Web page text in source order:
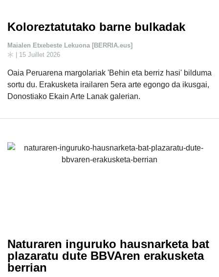
Koloreztatutako barne bulkadak
Maialen Etxebeste Lekuona [BERRIA.eus]
| 15 Juillet 2026
Oaia Peruarena margolariak 'Behin eta berriz hasi' bilduma
sortu du. Erakusketa irailaren 5era arte egongo da ikusgai,
Donostiako Ekain Arte Lanak galerian.
Naturaren inguruko hausnarketa bat
plazaratu dute BBVAren erakusketa
berrian